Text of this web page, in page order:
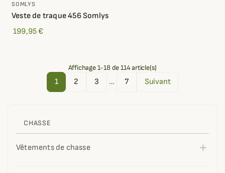
CHASSE
Vêtements de chasse
SOMLYS
Veste de traque 456 Somlys
199,95 €
Affichage 1-18 de 114 article(s)
1 2 3 … 7 Suivant